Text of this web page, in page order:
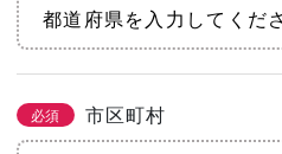
必須 市区町村